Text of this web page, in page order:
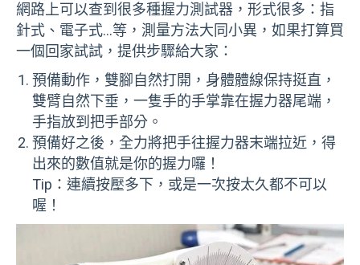
網路上可以查到很多種握力測試器，形式很多：指
針式、電子式…等，測量方法大同小異，如果打算買
一個回家試試，提供步驟給大家：
預備動作，雙腳自然打開，身體體線保持挺直，
雙臂自然下垂，一隻手的手掌靠在握力器尾端，
手指放到把手部分。
預備好之後，全力將把手往握力器末端拉近，得
出來的數值就是你的握力囉！
Tip：連續按壓多下，或是一次按太久都不可以
喔！